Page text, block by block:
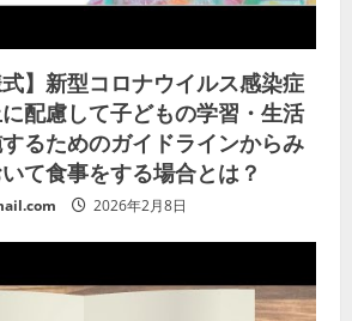
式】新型コロナウイルス感染症
配慮して子どもの学習・生活
るためのガイドラインからみ
て食事をする場合とは？
2026年2月8日